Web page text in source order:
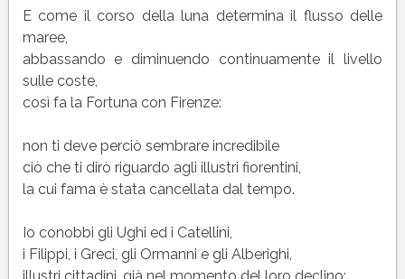
E come il corso della luna determina il flusso delle
maree,
abbassando e diminuendo continuamente il livello
sulle coste,
così fa la Fortuna con Firenze:
non ti deve perciò sembrare incredibile
ciò che ti dirò riguardo agli illustri fiorentini,
la cui fama è stata cancellata dal tempo.
Io conobbi gli Ughi ed i Catellini,
i Filippi, i Greci, gli Ormanni e gli Alberighi,